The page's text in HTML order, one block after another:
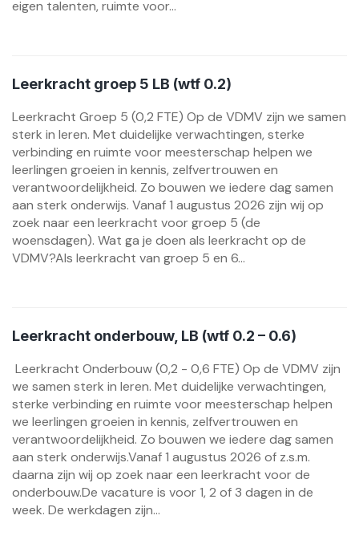
eigen talenten, ruimte voor...
Leerkracht groep 5 LB (wtf 0.2)
Leerkracht Groep 5 (0,2 FTE) Op de VDMV zijn we samen
sterk in leren. Met duidelijke verwachtingen, sterke
verbinding en ruimte voor meesterschap helpen we
leerlingen groeien in kennis, zelfvertrouwen en
verantwoordelijkheid. Zo bouwen we iedere dag samen
aan sterk onderwijs. Vanaf 1 augustus 2026 zijn wij op
zoek naar een leerkracht voor groep 5 (de
woensdagen). Wat ga je doen als leerkracht op de
VDMV?Als leerkracht van groep 5 en 6...
Leerkracht onderbouw, LB (wtf 0.2 – 0.6)
Leerkracht Onderbouw (0,2 - 0,6 FTE) Op de VDMV zijn
we samen sterk in leren. Met duidelijke verwachtingen,
sterke verbinding en ruimte voor meesterschap helpen
we leerlingen groeien in kennis, zelfvertrouwen en
verantwoordelijkheid. Zo bouwen we iedere dag samen
aan sterk onderwijs.Vanaf 1 augustus 2026 of z.s.m.
daarna zijn wij op zoek naar een leerkracht voor de
onderbouw.De vacature is voor 1, 2 of 3 dagen in de
week. De werkdagen zijn...